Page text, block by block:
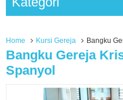
Home Kursi Gereja Bangku
Bangku Gereja
Spanyol